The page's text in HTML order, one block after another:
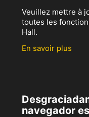
Veuillez mettre à
toutes les
Hall.
En savoir plus
navegador